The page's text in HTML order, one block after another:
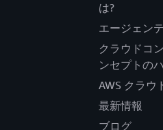
は?
エージェン
クラウドコ
ンセプトの
AWS クラウ
最新情報
ブログ